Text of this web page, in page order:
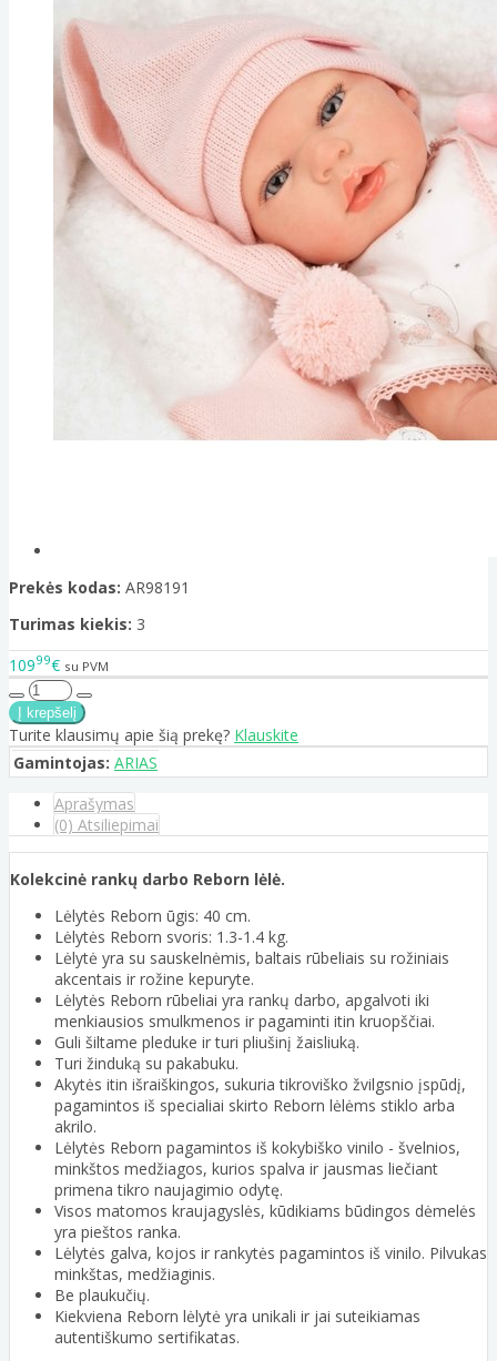
Prekės kodas: AR98191
Turimas kiekis: 3
10999€ su PVM
Turite klausimų apie šią prekę? Klauskite
Gamintojas: ARIAS
Aprašymas
(0) Atsiliepimai
Kolekcinė rankų darbo Reborn lėlė.
Lėlytės Reborn ūgis: 40 cm.
Lėlytės Reborn svoris: 1.3-1.4 kg.
Lėlytė yra su sauskelnėmis, baltais rūbeliais su rožiniais
akcentais ir rožine kepuryte.
Lėlytės Reborn rūbeliai yra rankų darbo, apgalvoti iki
menkiausios smulkmenos ir pagaminti itin kruopščiai.
Guli šiltame pleduke ir turi pliušinį žaisliuką.
Turi žinduką su pakabuku.
Akytės itin išraiškingos, sukuria tikroviško žvilgsnio įspūdį,
pagamintos iš specialiai skirto Reborn lėlėms stiklo arba
akrilo.
Lėlytės Reborn pagamintos iš kokybiško vinilo - švelnios,
minkštos medžiagos, kurios spalva ir jausmas liečiant
primena tikro naujagimio odytę.
Visos matomos kraujagyslės, kūdikiams būdingos dėmelės
yra pieštos ranka.
Lėlytės galva, kojos ir rankytės pagamintos iš vinilo. Pilvukas
minkštas, medžiaginis.
Be plaukučių.
Kiekviena Reborn lėlytė yra unikali ir jai suteikiamas
autentiškumo sertifikatas.